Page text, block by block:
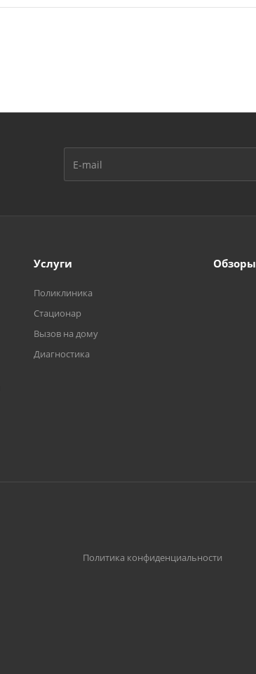
Услуги
Поликлиника
Стационар
Вызов на дому
Диагностика
Обзоры
Политика конфиденциальности